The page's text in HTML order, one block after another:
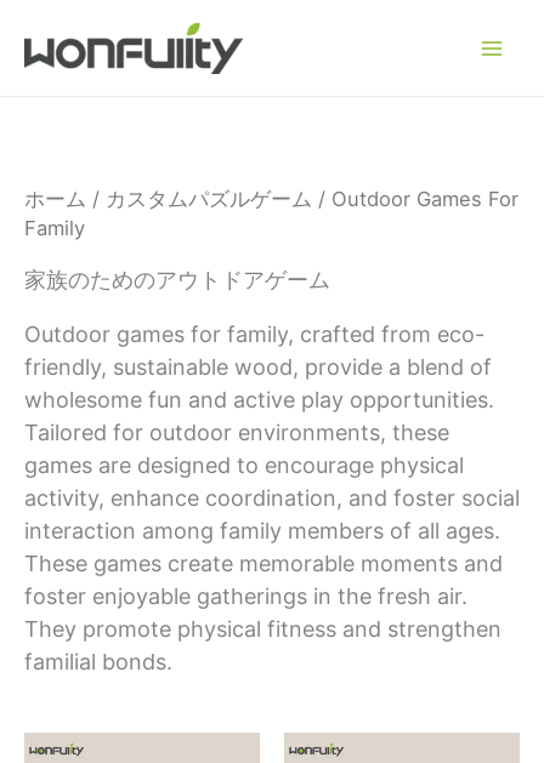
ホーム / カスタムパズルゲーム / Outdoor Games For
Family
家族のためのアウトドアゲーム
Outdoor games for family, crafted from eco-
friendly, sustainable wood, provide a blend of
wholesome fun and active play opportunities.
Tailored for outdoor environments, these
games are designed to encourage physical
activity, enhance coordination, and foster social
interaction among family members of all ages.
These games create memorable moments and
foster enjoyable gatherings in the fresh air.
They promote physical fitness and strengthen
familial bonds.